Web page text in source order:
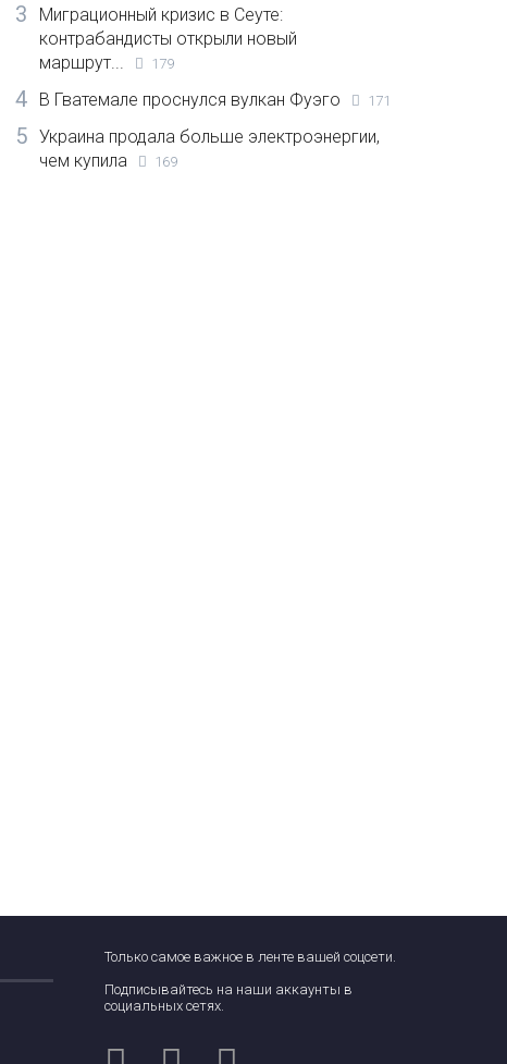
3
Миграционный кризис в Сеуте:
контрабандисты открыли новый
маршрут...
179
4 В Гватемале проснулся вулкан Фуэго 171
5
Украина продала больше электроэнергии,
чем купила
169
Только самое важное в ленте вашей соцсети.
Подписывайтесь на наши аккаунты в
социальных сетях.